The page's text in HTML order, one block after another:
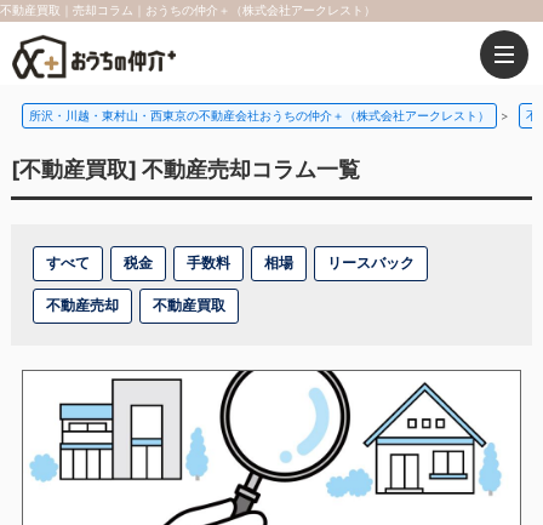
不動産買取｜売却コラム｜おうちの仲介＋（株式会社アークレスト）
所沢・川越・東村山・西東京の不動産会社おうちの仲介＋（株式会社アークレスト） > 不
[不動産買取] 不動産売却コラム一覧
すべて 税金 手数料 相場 リースバック
不動産売却 不動産買取